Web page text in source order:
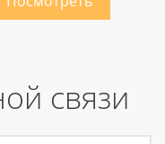
связи